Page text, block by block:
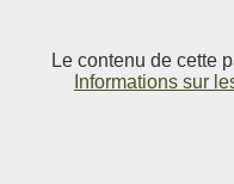
Le contenu de cette
Informations sur